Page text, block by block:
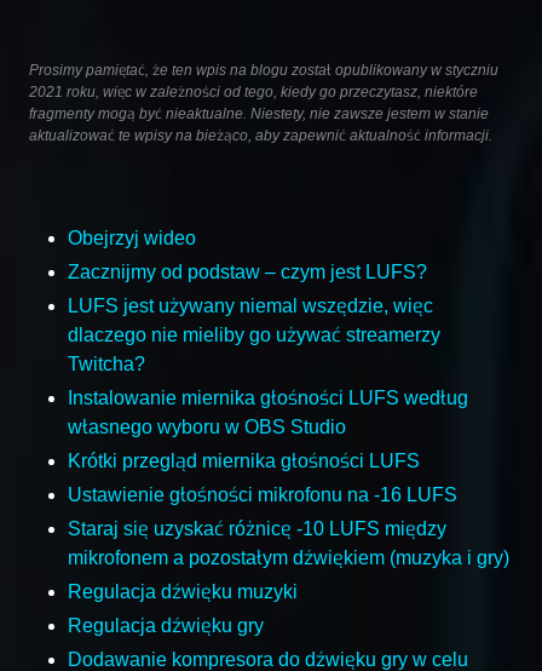
Prosimy pamiętać, że ten wpis na blogu został opublikowany w styczniu
2021 roku, więc w zależności od tego, kiedy go przeczytasz, niektóre
fragmenty mogą być nieaktualne. Niestety, nie zawsze jestem w stanie
aktualizować te wpisy na bieżąco, aby zapewnić aktualność informacji.
Obejrzyj wideo
Zacznijmy od podstaw – czym jest LUFS?
LUFS jest używany niemal wszędzie, więc
dlaczego nie mieliby go używać streamerzy
Twitcha?
Instalowanie miernika głośności LUFS według
własnego wyboru w OBS Studio
Krótki przegląd miernika głośności LUFS
Ustawienie głośności mikrofonu na -16 LUFS
Staraj się uzyskać różnicę -10 LUFS między
mikrofonem a pozostałym dźwiękiem (muzyka i gry)
Regulacja dźwięku muzyki
Regulacja dźwięku gry
Dodawanie kompresora do dźwięku gry w celu